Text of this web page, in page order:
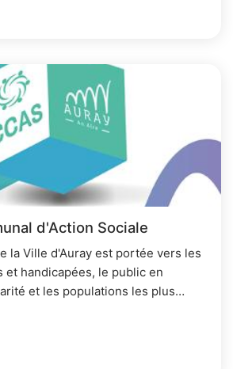
d'Action Sociale
la Ville d'Auray est portée vers les
et handicapées, le public en
et les populations les plus